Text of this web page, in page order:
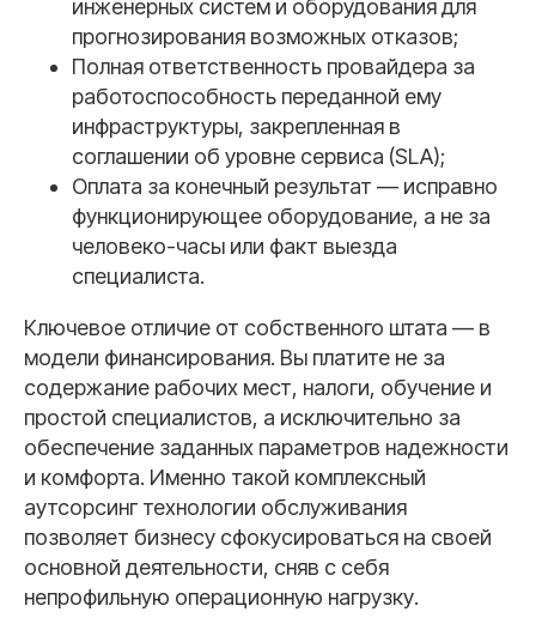
инженерных систем и оборудования для
прогнозирования возможных отказов;
Полная ответственность провайдера за
работоспособность переданной ему
инфраструктуры, закрепленная в
соглашении об уровне сервиса (SLA);
Оплата за конечный результат — исправно
функционирующее оборудование, а не за
человеко-часы или факт выезда
специалиста.
Ключевое отличие от собственного штата — в
модели финансирования. Вы платите не за
содержание рабочих мест, налоги, обучение и
простой специалистов, а исключительно за
обеспечение заданных параметров надежности
и комфорта. Именно такой комплексный
аутсорсинг технологии обслуживания
позволяет бизнесу сфокусироваться на своей
основной деятельности, сняв с себя
непрофильную операционную нагрузку.